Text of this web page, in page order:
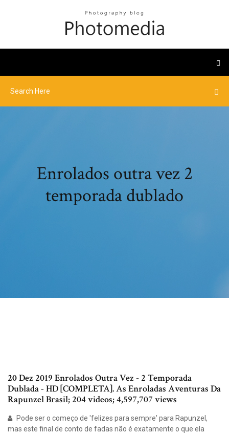
Enrolados outra vez 2
temporada dublado
20 Dez 2019 Enrolados Outra Vez - 2 Temporada
Dublada - HD [COMPLETA]. As Enroladas Aventuras Da
Rapunzel Brasil; 204 videos; 4,597,707 views
Pode ser o começo de 'felizes para sempre' para Rapunzel,
mas este final de conto de fadas não é exatamente o que ela